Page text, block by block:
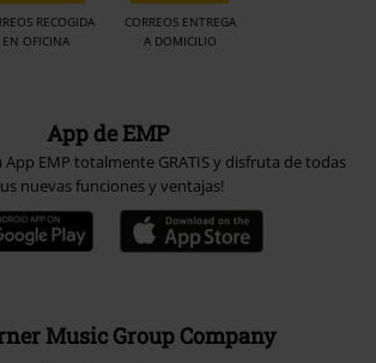
RECOGIDA
EN OFICINA
CORREOS ENTREGA
A DOMICILIO
App de EMP
App EMP totalmente GRATIS y disfruta de todas
nuevas funciones y ventajas!
Music Group Company